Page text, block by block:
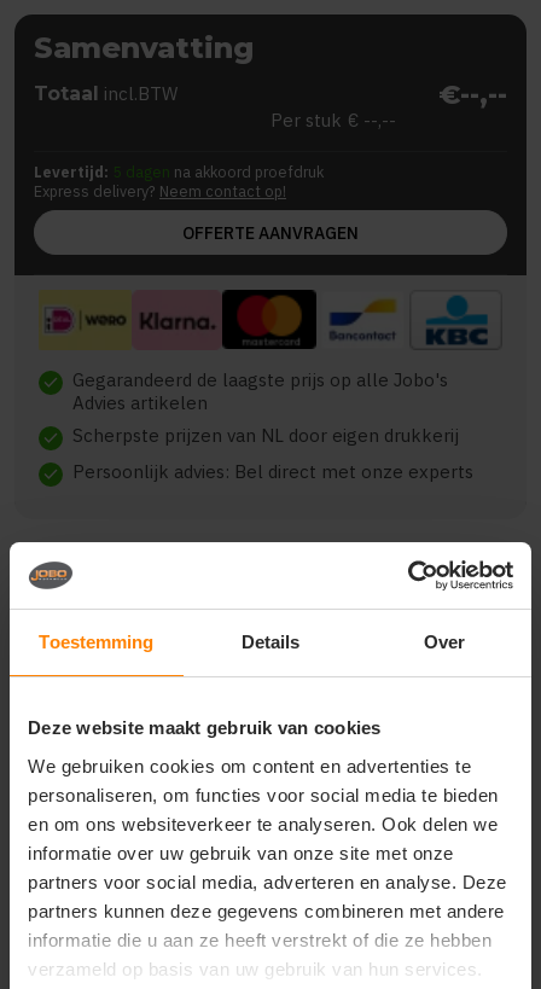
Toestemming Details Over
Deze website maakt gebruik van cookies
We gebruiken cookies om content en advertenties te
personaliseren, om functies voor social media te bieden
en om ons websiteverkeer te analyseren. Ook delen we
informatie over uw gebruik van onze site met onze
partners voor social media, adverteren en analyse. Deze
partners kunnen deze gegevens combineren met andere
informatie die u aan ze heeft verstrekt of die ze hebben
verzameld op basis van uw gebruik van hun services.
Samenvatting
Totaal incl.BTW €--,--
Per stuk € --,--
Levertijd: 5 dagen na akkoord proefdruk
Express delivery? Neem contact op!
OFFERTE AANVRAGEN
check Gegarandeerd de laagste prijs op alle Jobo's
Advies artikelen
check Scherpste prijzen van NL door eigen drukkerij
check Persoonlijk advies: Bel direct met onze experts
{"S":25,"M":50,"L":100,"XL":50,"XXL":25},"prnts":
[{"pp":"Borst links","pt":"Bedrukking","ct":"Drie
kleuren"}]}
Vragen? Neem contact
op met onze
klantenservice